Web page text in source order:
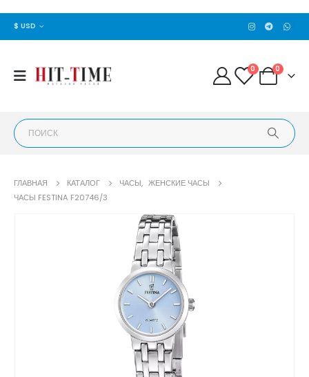
$ USD
0 0
ГЛАВНАЯ КАТАЛОГ ЧАСЫ, ЖЕНСКИЕ ЧАСЫ
ЧАСЫ FESTINA F20746/3